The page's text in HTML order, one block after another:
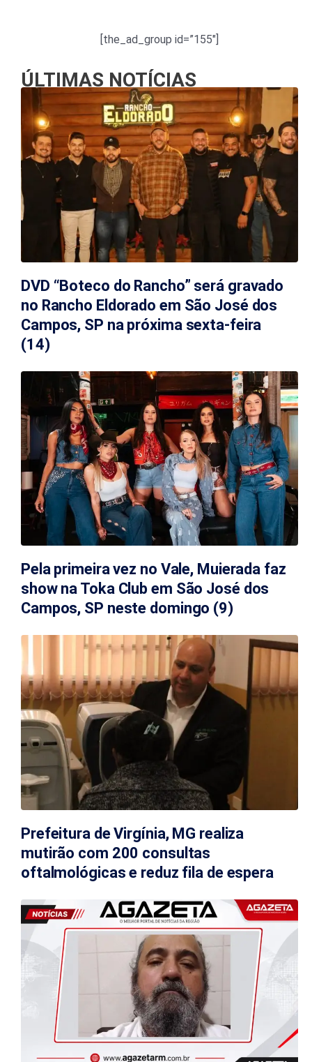
[the_ad_group id=”155″]
ÚLTIMAS NOTÍCIAS
DVD “Boteco do Rancho” será gravado
no Rancho Eldorado em São José dos
Campos, SP na próxima sexta-feira
(14)
Pela primeira vez no Vale, Muierada faz
show na Toka Club em São José dos
Campos, SP neste domingo (9)
Prefeitura de Virgínia, MG realiza
mutirão com 200 consultas
oftalmológicas e reduz fila de espera